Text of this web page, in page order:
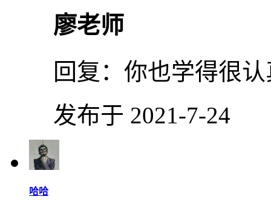
廖老师
回复： 你也学得很
发布于 2021-7-24
哈哈